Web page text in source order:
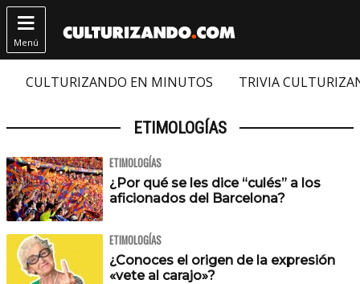

Menú
CULTURIZANDO EN MINUTOS TRIVIA
ETIMOLOGÍAS
ETIMOLOGÍAS
¿Por qué se les dice “culés” a los
aficionados del Barcelona?
ETIMOLOGÍAS
¿Conoces el origen de la expresión
«vete al carajo»?